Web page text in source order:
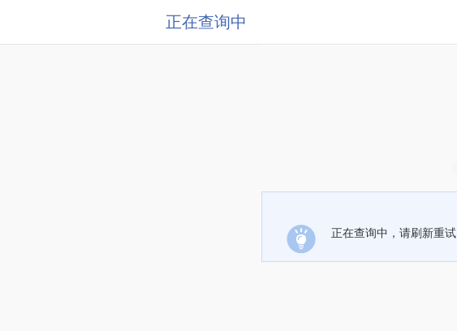
正在查询中
正在查询中，请刷新重试